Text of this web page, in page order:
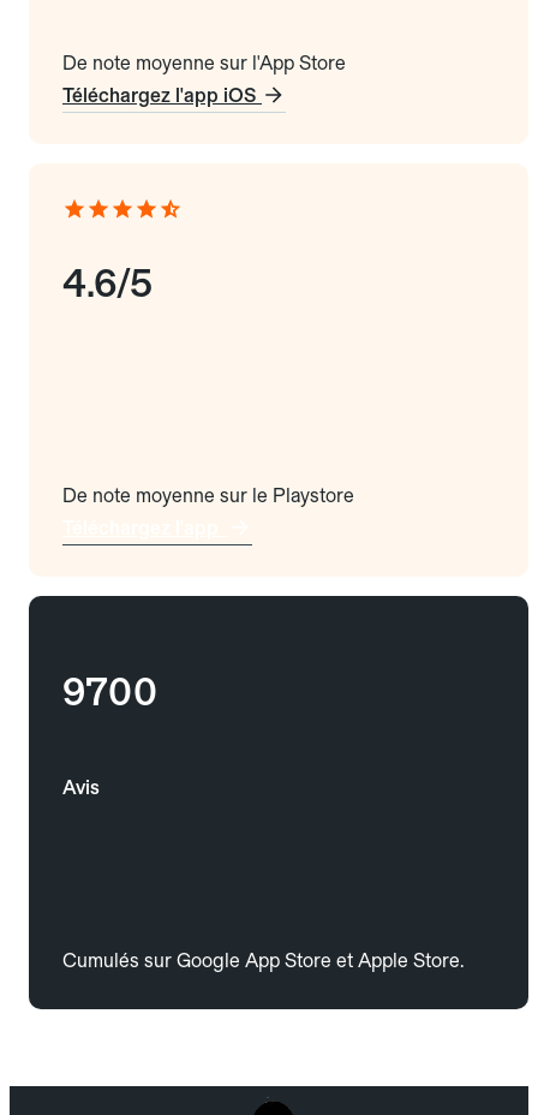
De note moyenne sur l'App Store
Téléchargez l'app iOS
4.6/5
De note moyenne sur le Playstore
9700
Avis
Cumulés sur Google App Store et Apple Store.